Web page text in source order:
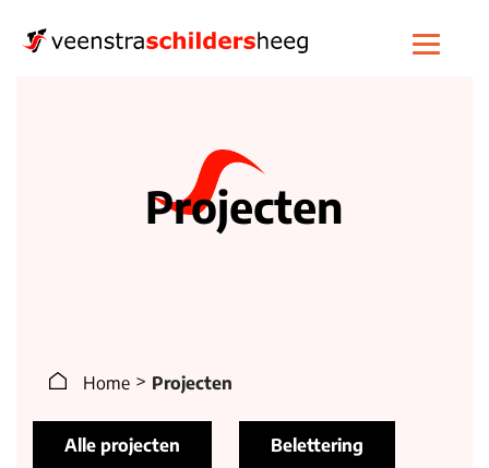
Projecten
Home > Projecten
Alle projecten Belettering